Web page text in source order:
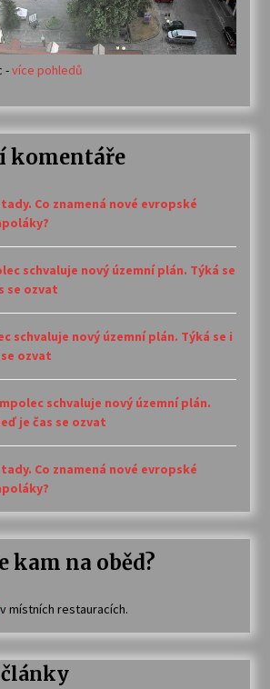
-více pohledů
komentáře
Co znamená nové evropské
schvaluje nový územní plán. Týká se
se ozvat
schvaluje nový územní plán. Týká se i
ozvat
schvaluje nový územní plán.
je čas se ozvat
Co znamená nové evropské
kam na oběd?
v místních restauracích.